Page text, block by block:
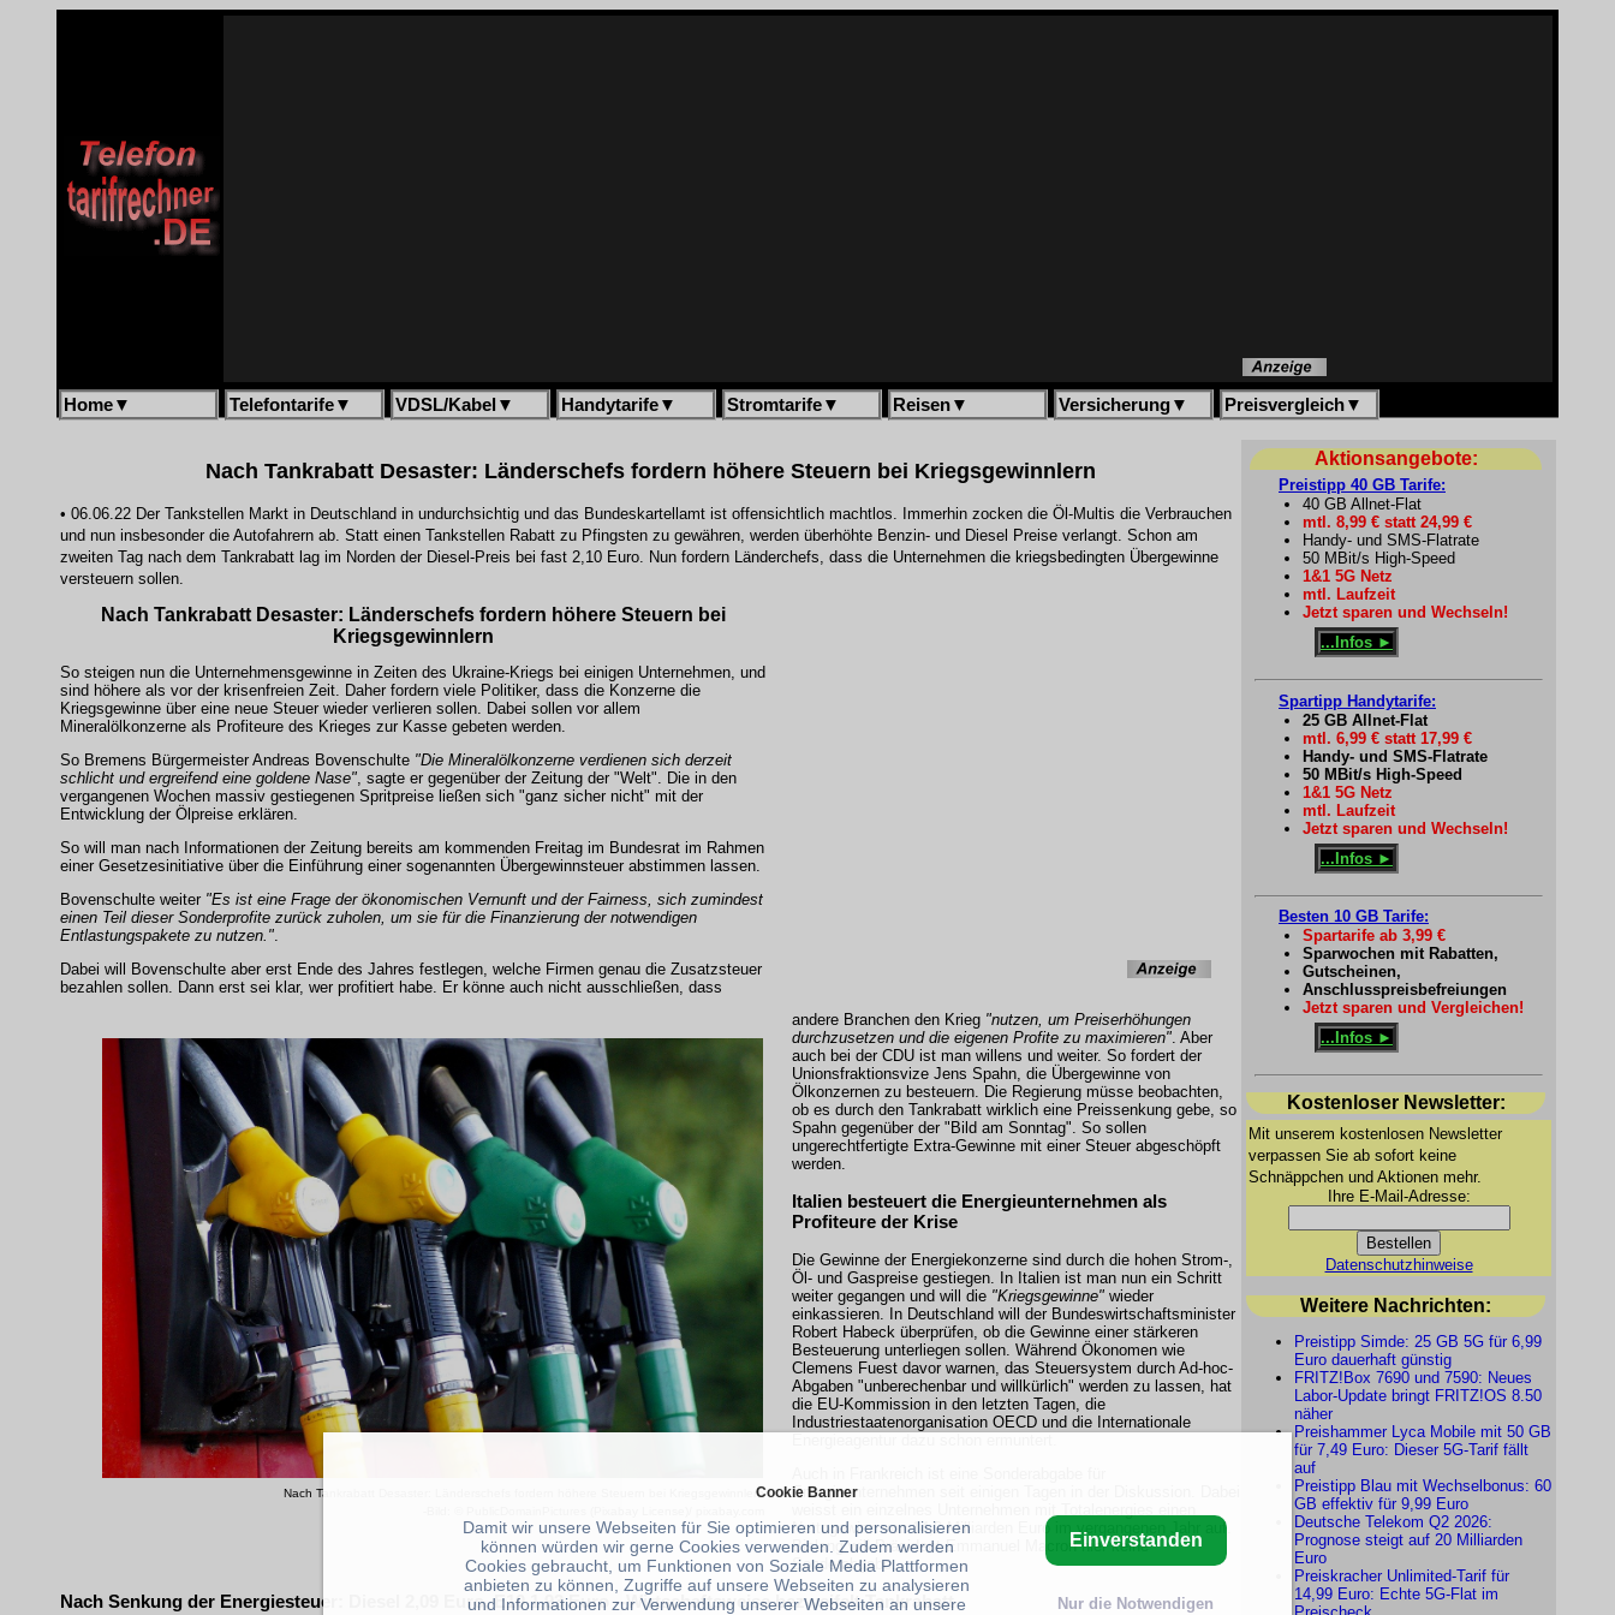
Home▼ Telefontarife▼ VDSL/Kabel ▼ Handytarife▼ Stromtarife▼ Reisen▼ Versicherung▼ Preisvergleich▼
Nach Tankrabatt Desaster: Länderschefs fordern höhere Steuern bei Kriegsgewinnlern
• 06.06.22 Der Tankstellen Markt in Deutschland in undurchsichtig und das Bundeskartellamt ist offensichtlich machtlos. Immerhin zocken die Öl-Multis die Verbrauchen
und nun insbesonder die Autofahrern ab. Statt einen Tankstellen Rabatt zu Pfingsten zu gewähren, werden überhöhte Benzin- und Diesel Preise verlangt. Schon am
zweiten Tag nach dem Tankrabatt lag im Norden der Diesel-Preis bei fast 2,10 Euro. Nun fordern Länderchefs, dass die Unternehmen die kriegsbedingten Übergewinne
versteuern sollen.
Nach Tankrabatt Desaster: Länderschefs fordern höhere Steuern bei
Kriegsgewinnlern
So steigen nun die Unternehmensgewinne in Zeiten des Ukraine-Kriegs bei einigen Unternehmen, und
sind höhere als vor der krisenfreien Zeit. Daher fordern viele Politiker, dass die Konzerne die
Kriegsgewinne über eine neue Steuer wieder verlieren sollen. Dabei sollen vor allem
Mineralölkonzerne als Profiteure des Krieges zur Kasse gebeten werden.
Nach Tankrabatt Desaster: Länderschefs fordern höhere Steuern bei Kriegsgewinnlern
So Bremens Bürgermeister Andreas Bovenschulte "Die Mineralölkonzerne verdienen sich derzeit
schlicht und ergreifend eine goldene Nase", sagte er gegenüber der Zeitung der "Welt". Die in den
vergangenen Wochen massiv gestiegenen Spritpreise ließen sich "ganz sicher nicht" mit der
Entwicklung der Ölpreise erklären.
So will man nach Informationen der Zeitung bereits am kommenden Freitag im Bundesrat im Rahmen
einer Gesetzesinitiative über die Einführung einer sogenannten Übergewinnsteuer abstimmen lassen.
Bovenschulte weiter "Es ist eine Frage der ökonomischen Vernunft und der Fairness, sich zumindest
einen Teil dieser Sonderprofite zurück zuholen, um sie für die Finanzierung der notwendigen
Entlastungspakete zu nutzen.".
Dabei will Bovenschulte aber erst Ende des Jahres festlegen, welche Firmen genau die Zusatzsteuer
bezahlen sollen. Dann erst sei klar, wer profitiert habe. Er könne auch nicht ausschließen, dass
andere Branchen den Krieg "nutzen, um Preiserhöhungen
durchzusetzen und die eigenen Profite zu maximieren". Aber
auch bei der CDU ist man willens und weiter. So fordert der
Unionsfraktionsvize Jens Spahn, die Übergewinne von
Ölkonzernen zu besteuern. Die Regierung müsse beobachten,
ob es durch den Tankrabatt wirklich eine Preissenkung gebe, so
Spahn gegenüber der "Bild am Sonntag". So sollen
ungerechtfertigte Extra-Gewinne mit einer Steuer abgeschöpft
werden.
Italien besteuert die Energieunternehmen als
Profiteure der Krise
Die Gewinne der Energiekonzerne sind durch die hohen Strom-,
Öl- und Gaspreise gestiegen. In Italien ist man nun ein Schritt
weiter gegangen und will die "Kriegsgewinne" wieder
einkassieren. In Deutschland will der Bundeswirtschaftsminister
Robert Habeck überprüfen, ob die Gewinne einer stärkeren
Besteuerung unterliegen sollen. Während Ökonomen wie
Clemens Fuest davor warnen, das Steuersystem durch Ad-hoc-
Abgaben "unberechenbar und willkürlich" werden zu lassen, hat
die EU-Kommission in den letzten Tagen, die
Industriestaatenorganisation OECD und die Internationale
Energieunternehmen seit einigen Tagen in der Diskussion. Dabei
Nettogewinn von 14,2 Milliarden Euro im vergangenen Jahr auf.
Bislang will Präsident Emmanuel Macron hier keine
Sonderabgabe.
Nach Senkung der Energiesteuer: Diesel 2,09 Euro, E10 1,93 Euro --Wirtschaftsweise bezweifelt Tankrabatt
Aktionsangebote:
Preistipp 40 GB Tarife:
40 GB Allnet-Flat
mtl. 8,99 € statt 24,99 €
Handy- und SMS-Flatrate
50 MBit/s High-Speed
1&1 5G Netz
mtl. Laufzeit
Jetzt sparen und Wechseln!
...Infos ►
Spartipp Handytarife:
25 GB Allnet-Flat
mtl. 6,99 € statt 17,99 €
Handy- und SMS-Flatrate
50 MBit/s High-Speed
1&1 5G Netz
mtl. Laufzeit
Jetzt sparen und Wechseln!
...Infos ►
Besten 10 GB Tarife:
Spartarife ab 3,99 €
Sparwochen mit Rabatten,
Gutscheinen,
Anschlusspreisbefreiungen
Jetzt sparen und Vergleichen!
...Infos ►
Kostenloser Newsletter:
Mit unserem kostenlosen Newsletter
verpassen Sie ab sofort keine
Schnäppchen und Aktionen mehr.
Ihre E-Mail-Adresse:
Datenschutzhinweise
Weitere Nachrichten:
Preistipp Simde: 25 GB 5G für 6,99
Euro dauerhaft günstig
FRITZ!Box 7690 und 7590: Neues
Labor-Update bringt FRITZ!OS 8.50
näher
Preishammer Lyca Mobile mit 50 GB
für 7,49 Euro: Dieser 5G-Tarif fällt
auf
Preistipp Blau mit Wechselbonus: 60
GB effektiv für 9,99 Euro
Deutsche Telekom Q2 2026:
Prognose steigt auf 20 Milliarden
Euro
Preiskracher Unlimited-Tarif für
14,99 Euro: Echte 5G-Flat im
Cookie Banner
Damit wir unsere Webseiten für Sie optimieren und personalisieren
können würden wir gerne Cookies verwenden. Zudem werden
Cookies gebraucht, um Funktionen von Soziale Media Plattformen
anbieten zu können, Zugriffe auf unsere Webseiten zu analysieren
und Informationen zur Verwendung unserer Webseiten an unsere
Einverstanden
Nur die Notwendigen